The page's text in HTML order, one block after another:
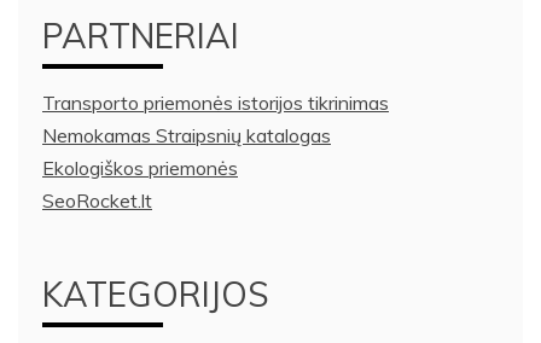
PARTNERIAI
Transporto priemonės istorijos tikrinimas
Nemokamas Straipsnių katalogas
Ekologiškos priemonės
SeoRocket.lt
KATEGORIJOS